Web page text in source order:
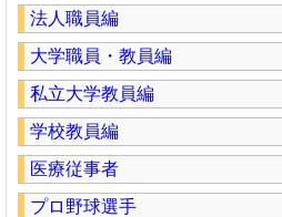
法人職員編
大学職員・教員編
私立大学教員編
学校教員編
医療従事者
プロ野球選手